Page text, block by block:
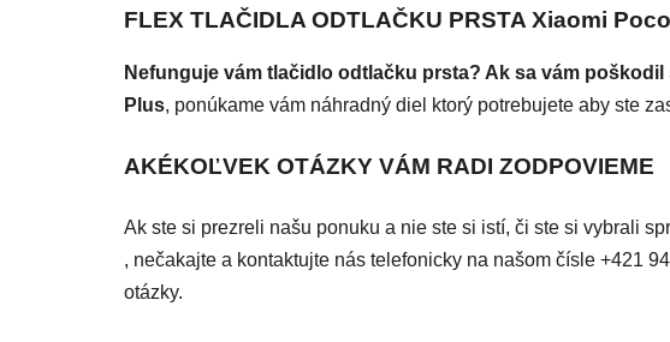
FLEX TLAČIDLA ODTLAČKU PRSTA Xiaomi
Nefunguje vám tlačidlo odtlačku prsta? Ak sa vám
Plus, ponúkame vám náhradný diel ktorý potrebujete aby ste
AKÉKOĽVEK OTÁZKY VÁM RADI ZODPOVIEME
Ak ste si prezreli našu ponuku a nie ste si istí, či ste si vybrali
, nečakajte a kontaktujte nás telefonicky na našom čísle +421
otázky.